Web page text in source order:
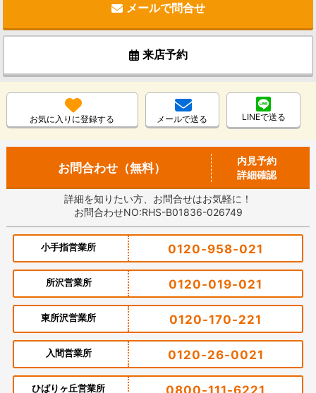
メールで問合せ
来店予約
お気に入りに登録する メールで送る LINEで送る
お問合わせ（無料）
内見予約
詳細確認
詳細を知りたい方、お問合せはお気軽に！
お問合わせNO:RHS-B01836-026749
小手指営業所 0120-958-021
所沢営業所 0120-019-021
東所沢営業所 0120-170-221
入間営業所 0120-26-0021
ひばりヶ丘営業所